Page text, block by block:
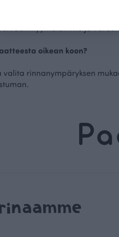
ja ommellaan
ja
oikean koon?
rinnanympäryksen